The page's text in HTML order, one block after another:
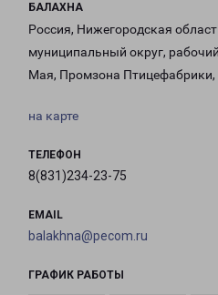
БАЛАХНА
Россия, Нижегородская
муниципальный округ,
Мая, Промзона Птицефабрики,
на карте
ТЕЛЕФОН
8(831)234-23-75
EMAIL
balakhna@pecom.ru
ГРАФИК РАБОТЫ